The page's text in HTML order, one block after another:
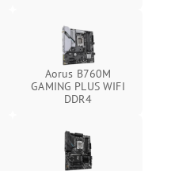
Aorus B760M
GAMING PLUS WIFI
DDR4